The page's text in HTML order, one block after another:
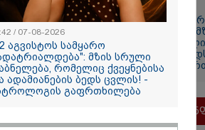
11:42 / 07-08-2026
"12 აგვისტოს
გადატრიალდება":
დაბნელება,
და ადამიანების
ასტროლოგის
მნიშვნელოვანი
/ 07-08-2026
აგვისტოს სამყარო
მზის სრული
რომელიც ქვეყნებისა
ადამიანების ბედს ცვლის! -
გაფრთხილება